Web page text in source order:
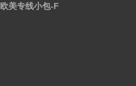
欧美专线小包-F